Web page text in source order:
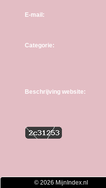
E-mail:
Categorie:
Beschrijving website:
© 2026 MijnIndex.nl